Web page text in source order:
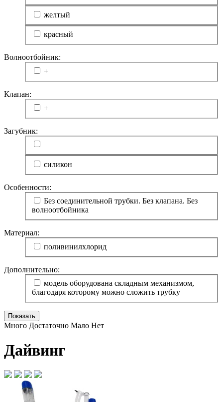
желтый
красный
Волноотбойник:
+
Клапан:
+
Загубник:
силикон
Особенности:
Без соединительной трубки. Без клапана. Без
волноотбойника
Материал:
поливинилхлорид
Дополнительно:
модель оборудована складным механизмом,
благодаря которому можно сложить трубку
Много Достаточно Мало Нет
Дайвинг